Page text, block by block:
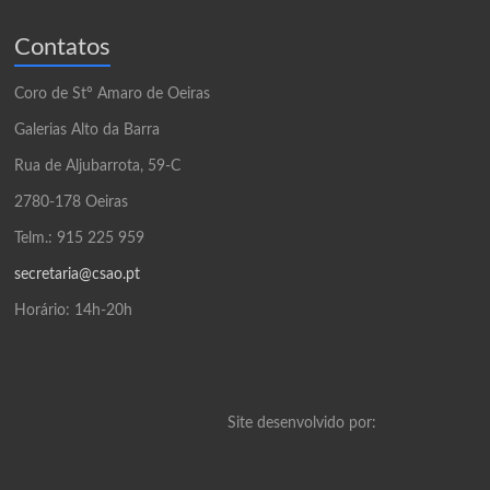
Contatos
Coro de Stº Amaro de Oeiras
Galerias Alto da Barra
Rua de Aljubarrota, 59-C
2780-178 Oeiras
Telm.: 915 225 959
secretaria@csao.pt
Horário: 14h-20h
Site desenvolvido por: